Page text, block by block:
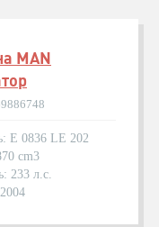
MAN
E 0836 LE 202
cm3
233 л.с.